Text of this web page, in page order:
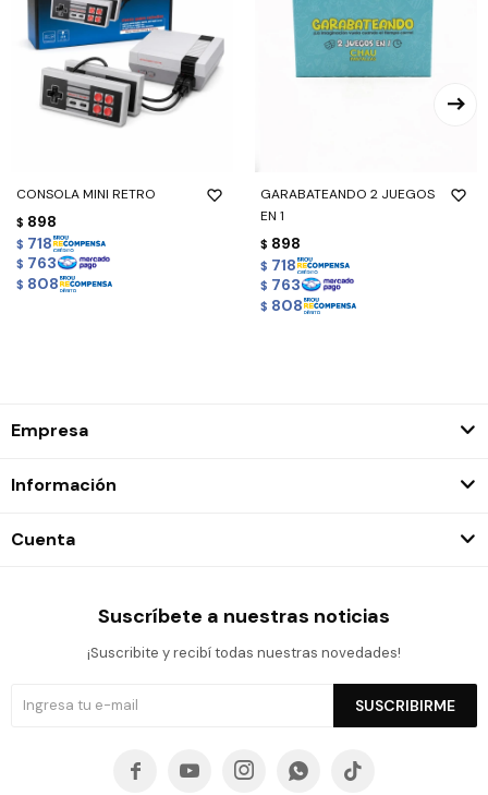
CONSOLA MINI RETRO
$ 898
$ 718
$ 763
$ 808
GARABATEANDO 2 JUEGOS
EN 1
$ 898
$ 718
$ 763
$ 808
Empresa
Información
Cuenta
Suscríbete a nuestras noticias
¡Suscribite y recibí todas nuestras novedades!
SUSCRIBIRME
    